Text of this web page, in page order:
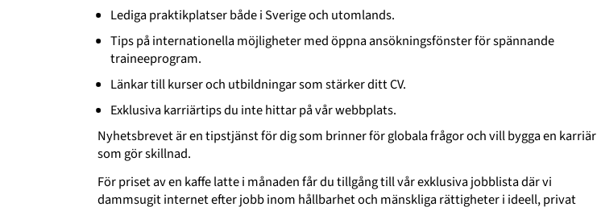
Lediga praktikplatser både i Sverige och utomlands.
Tips på internationella möjligheter med öppna ansökningsfönster för spännande
traineeprogram.
Länkar till kurser och utbildningar som stärker ditt CV.
Exklusiva karriärtips du inte hittar på vår webbplats.
Nyhetsbrevet är en tipstjänst för dig som brinner för globala frågor och vill bygga en karriär
som gör skillnad.
För priset av en kaffe latte i månaden får du tillgång till vår exklusiva jobblista där vi
dammsugit internet efter jobb inom hållbarhet och mänskliga rättigheter i ideell, privat